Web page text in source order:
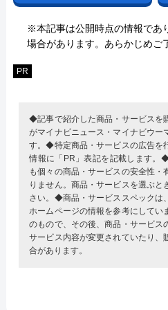
※本記事は公開時点の情報であ
場合があります。あらかじめご
PR
◆記事で紹介した商品・サービスを
がマイナビニュース・マイナビウー
す。◆特定商品・サービスの広告を
情報に「PR」表記を記載します。
も個々の商品・サービスの安全性・
りません。商品・サービスを選ぶと
さい。◆商品・サービススペックは
ホームページの情報を参考にして
のもので、その後、商品・サービス
サービス内容が変更されていたり、
合があります。